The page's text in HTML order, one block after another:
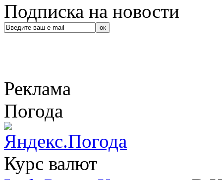
Подписка на новости
Реклама
Погода
Курс валют